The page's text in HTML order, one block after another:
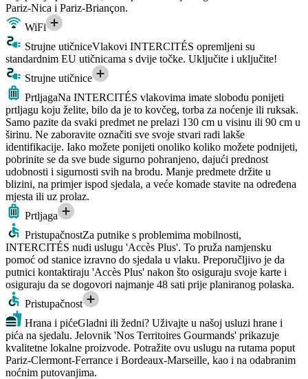
Pariz-Nica i Pariz-Briançon.
WiFi
Strujne utičniceVlakovi INTERCITÉS opremljeni su
standardnim EU utičnicama s dvije točke. Uključite i uključite!
Strujne utičnice
PrtljagaNa INTERCITÉS vlakovima imate slobodu ponijeti
prtljagu koju želite, bilo da je to kovčeg, torba za noćenje ili ruksak.
Samo pazite da svaki predmet ne prelazi 130 cm u visinu ili 90 cm u
širinu. Ne zaboravite označiti sve svoje stvari radi lakše
identifikacije. Iako možete ponijeti onoliko koliko možete podnijeti,
pobrinite se da sve bude sigurno pohranjeno, dajući prednost
udobnosti i sigurnosti svih na brodu. Manje predmete držite u
blizini, na primjer ispod sjedala, a veće komade stavite na određena
mjesta ili uz prolaz.
Prtljaga
PristupačnostZa putnike s problemima mobilnosti,
INTERCITÉS nudi uslugu 'Accès Plus'. To pruža namjensku
pomoć od stanice izravno do sjedala u vlaku. Preporučljivo je da
putnici kontaktiraju 'Accès Plus' nakon što osiguraju svoje karte i
osiguraju da se dogovori najmanje 48 sati prije planiranog polaska.
Pristupačnost
Hrana i pićeGladni ili žedni? Uživajte u našoj usluzi hrane i
pića na sjedalu. Jelovnik 'Nos Territoires Gourmands' prikazuje
kvalitetne lokalne proizvode. Potražite ovu uslugu na rutama poput
Pariz-Clermont-Ferrance i Bordeaux-Marseille, kao i na odabranim
noćnim putovanjima.